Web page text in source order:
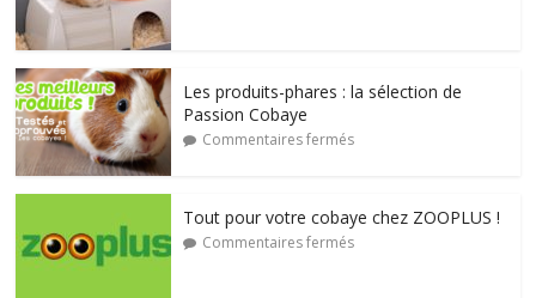
Les produits-phares : la sélection de
Passion Cobaye
Commentaires fermés
Tout pour votre cobaye chez ZOOPLUS !
Commentaires fermés